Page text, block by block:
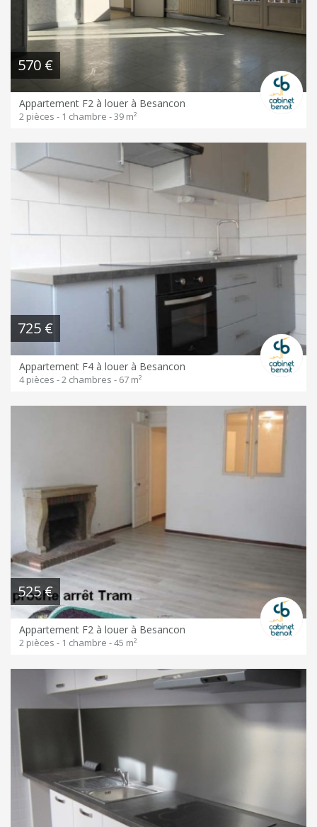
570 €
Appartement F2 à louer à Besancon
2 pièces - 1 chambre - 39 m²
725 €
Appartement F4 à louer à Besancon
4 pièces - 2 chambres - 67 m²
525 €
Appartement F2 à louer à Besancon
2 pièces - 1 chambre - 45 m²